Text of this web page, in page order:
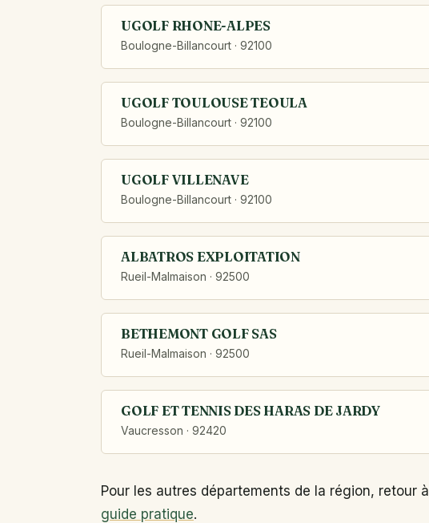
UGOLF RHONE-ALPES
Boulogne-Billancourt · 92100
UGOLF TOULOUSE TEOULA
Boulogne-Billancourt · 92100
UGOLF VILLENAVE
Boulogne-Billancourt · 92100
ALBATROS EXPLOITATION
Rueil-Malmaison · 92500
BETHEMONT GOLF SAS
Rueil-Malmaison · 92500
GOLF ET TENNIS DES HARAS DE JARDY
Vaucresson · 92420
Pour les autres départements de la région, retour à
guide pratique.